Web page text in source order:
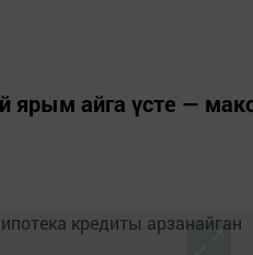
ярым айга үсте —